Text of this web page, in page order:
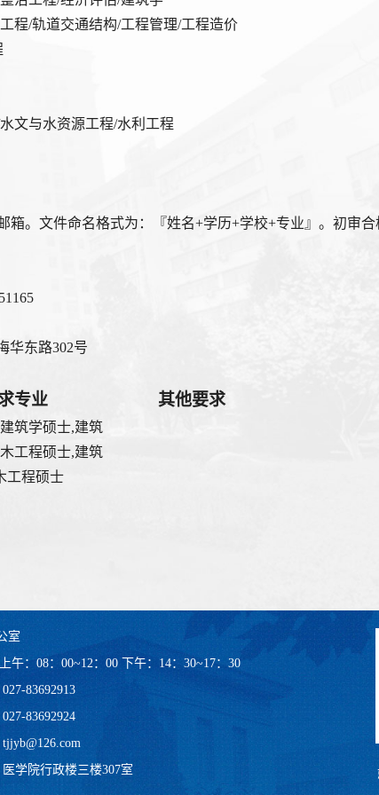
程/轨道交通结构/工程管理/工程造价
文与水资源工程/水利工程
箱。文件命名格式为：『姓名+学历+学校+专业』。初审
2651165
华东路302号
专业 其他要求
筑学硕士,建筑
工程硕士,建筑
工程硕士
室
午：08：00~12：00 下午：14：30~17：30
83692913
83692924
学院行政楼三楼307室